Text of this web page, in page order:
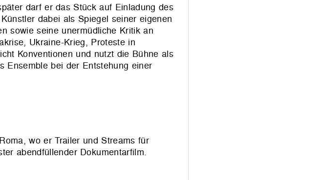
darf er das Stück auf Einladung des
dabei als Spiegel seiner eigenen
sowie seine unermüdliche Kritik an
Ukraine-Krieg, Proteste in
Konventionen und nutzt die Bühne als
Ensemble bei der Entstehung einer
wo er Trailer und Streams für
abendfüllender Dokumentarfilm.